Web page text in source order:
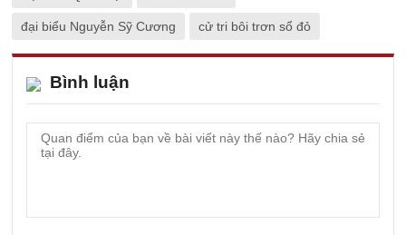
đại biểu Nguyễn Sỹ Cương cử tri bôi trơn sổ đỏ
Bình luận